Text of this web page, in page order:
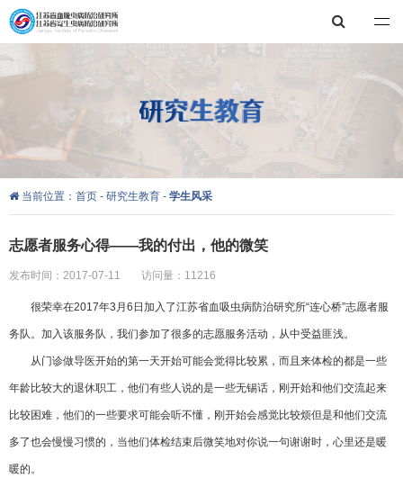
江苏省血吸虫病防治研究所，江苏省寄生虫病防治研究所
当前位置： 首页 - 研究生教育 - 学生风采
志愿者服务心得——我的付出，他的微笑
发布时间：2017-07-11 访问量：11216
很荣幸在2017年3月6日加入了江苏省血吸虫病防治研究所“连心桥”志愿者服
务队。加入该服务队，我们参加了很多的志愿服务活动，从中受益匪浅。
从门诊做导医开始的第一天开始可能会觉得比较累，而且来体检的都是一些
年龄比较大的退休职工，他们有些人说的是一些无锡话，刚开始和他们交流起来
比较困难，他们的一些要求可能会听不懂，刚开始会感觉比较烦但是和他们交流
多了也会慢慢习惯的，当他们体检结束后微笑地对你说一句谢谢时，心里还是暖
暖的。